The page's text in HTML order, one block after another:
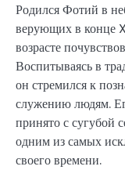
Родился Фотий в
верующих в конце
возрасте
Воспитываясь в
он стремился к
служению людям.
принято с сугубой
одним из самых
своего времени.